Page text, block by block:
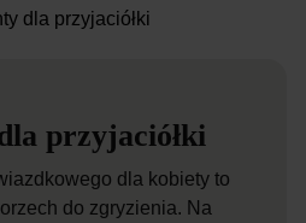
przyjaciółki
dla kobiety to
do zgryzienia. Na